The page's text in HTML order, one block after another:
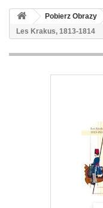
Pobierz Obrazy
Les Krakus, 1813-1814